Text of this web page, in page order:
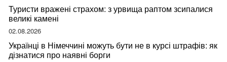
Туристи вражені страхом: з урвища раптом зсипалися
великі камені
02.08.2026
Українці в Німеччині можуть бути не в курсі штрафів: як
дізнатися про наявні борги